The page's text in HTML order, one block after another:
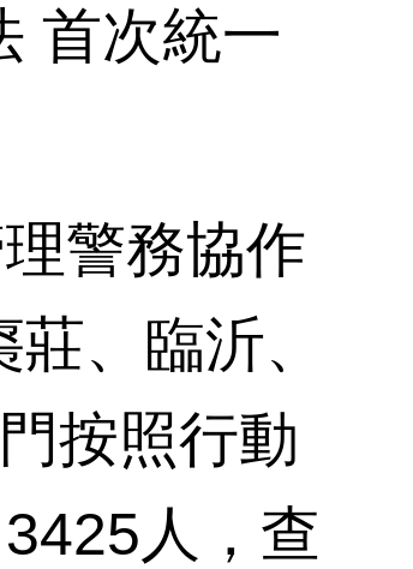
首次統一
警務協作
、臨沂、
按照行動
人，查